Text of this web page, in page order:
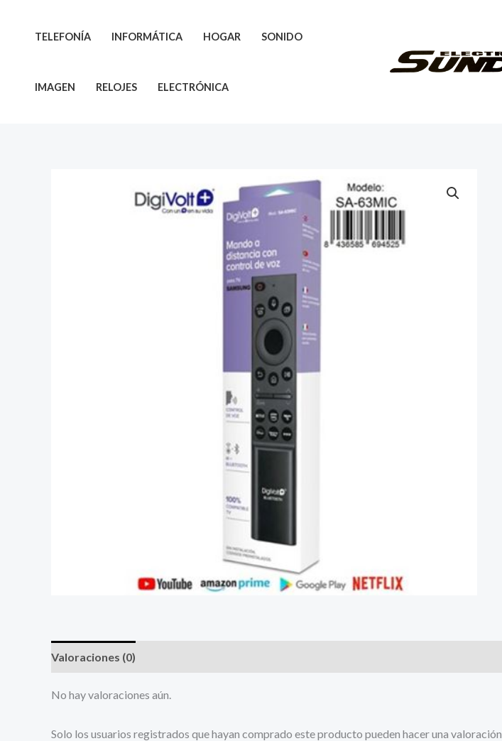
TELEFONÍA INFORMÁTICA HOGAR SONIDO
IMAGEN RELOJES ELECTRÓNICA
Valoraciones (0)
No hay valoraciones aún.
Solo los usuarios registrados que hayan comprado este producto pueden hacer una valoración.